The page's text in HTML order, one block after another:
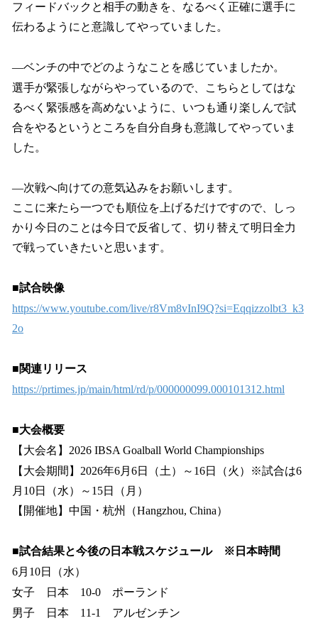
フィードバックと相手の動きを、なるべく正確に選手に
伝わるようにと意識してやっていました。
―ベンチの中でどのようなことを感じていましたか。
選手が緊張しながらやっているので、こちらとしてはな
るべく緊張感を高めないように、いつも通り楽しんで試
合をやるというところを自分自身も意識してやっていま
した。
―次戦へ向けての意気込みをお願いします。
ここに来たら一つでも順位を上げるだけですので、しっ
かり今日のことは今日で反省して、切り替えて明日全力
で戦っていきたいと思います。
■試合映像
https://www.youtube.com/live/r8Vm8vInI9Q?si=Eqqizzolbt3_k3
2o
■関連リリース
https://prtimes.jp/main/html/rd/p/000000099.000101312.html
■大会概要
【大会名】2026 IBSA Goalball World Championships
【大会期間】2026年6月6日（土）～16日（火）※試合は6
月10日（水）～15日（月）
【開催地】中国・杭州（Hangzhou, China）
■試合結果と今後の日本戦スケジュール ※日本時間
6月10日（水）
女子 日本 10-0 ポーランド
男子 日本 11-1 アルゼンチン